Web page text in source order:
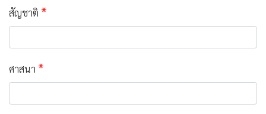
สัญชาติ *
ศาสนา *